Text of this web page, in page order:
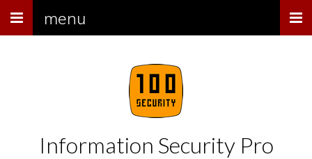
Menu menu
Information Security Pro